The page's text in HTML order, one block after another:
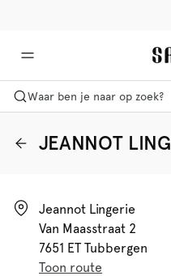
Waar ben je naar op zoek?
JEANNOT
Jeannot Lingerie
Van Maasstraat 2
7651 ET Tubbergen
Toon route